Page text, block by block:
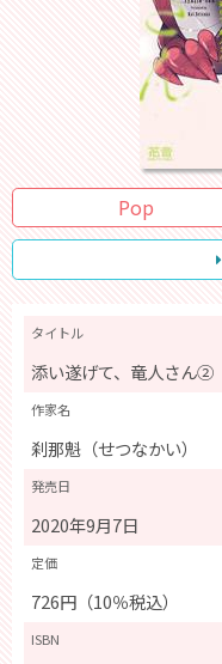
Pop
タイトル
添い遂げて、竜人さん②
作家名
刹那魁（せつなかい）
発売日
2020年9月7日
定価
726円（10％税込）
ISBN